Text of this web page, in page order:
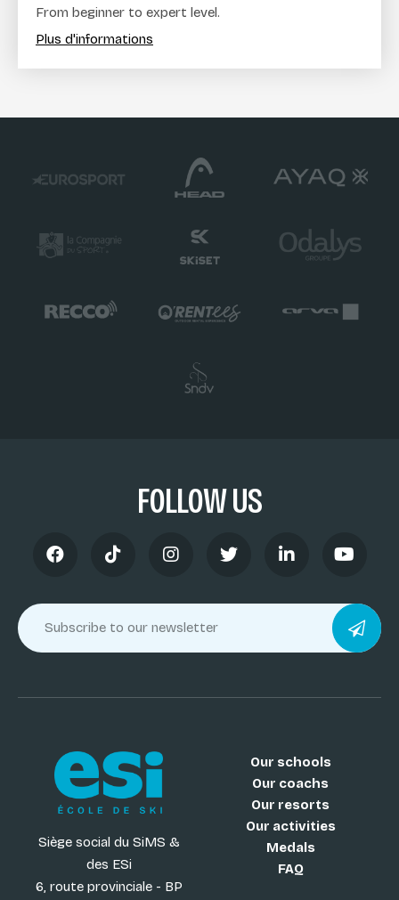
From beginner to expert level.
Plus d'informations
FOLLOW US
Siège social du SiMS &
des ESi
6, route provinciale - BP
Our schools
Our coachs
Our resorts
Our activities
Medals
FAQ